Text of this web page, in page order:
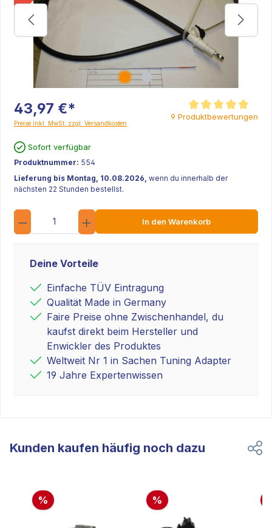
43,97 €*
Preise inkl. MwSt. zzgl. Versandkosten
Durchschnittliche
9 Produktbewertungen
Sofort verfügbar
Produktnummer: 554
Lieferung bis Montag, 10.08.2026, wenn du innerhalb der
nächsten 22 Stunden bestellst.
Anzahl
In den Warenkorb
Deine Vorteile
Einfache TÜV Eintragung
Qualität Made in Germany
Faire Preise ohne Zwischenhandel, du
kaufst direkt beim Hersteller und
Enwickler des Produktes
Weltweit Nr 1 in Sachen Tuning Adapter
19 Jahre Expertenwissen
Kunden kaufen häufig noch dazu
% %